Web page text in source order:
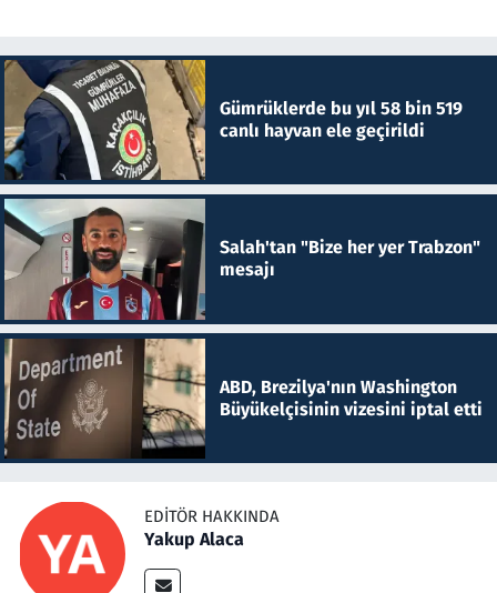
Gümrüklerde bu yıl 58 bin 519
canlı hayvan ele geçirildi
Salah'tan "Bize her yer Trabzon"
mesajı
ABD, Brezilya'nın Washington
Büyükelçisinin vizesini iptal etti
EDITÖR HAKKINDA
Yakup Alaca